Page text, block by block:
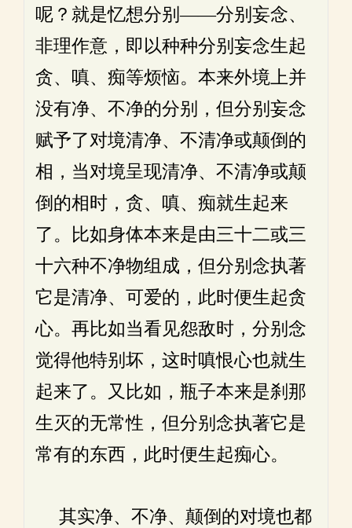
呢？就是忆想分别——分别妄念、
非理作意，即以种种分别妄念生起
贪、嗔、痴等烦恼。本来外境上并
没有净、不净的分别，但分别妄念
赋予了对境清净、不清净或颠倒的
相，当对境呈现清净、不清净或颠
倒的相时，贪、嗔、痴就生起来
了。比如身体本来是由三十二或三
十六种不净物组成，但分别念执著
它是清净、可爱的，此时便生起贪
心。再比如当看见怨敌时，分别念
觉得他特别坏，这时嗔恨心也就生
起来了。又比如，瓶子本来是刹那
生灭的无常性，但分别念执著它是
常有的东西，此时便生起痴心。
其实净、不净、颠倒的对境也都